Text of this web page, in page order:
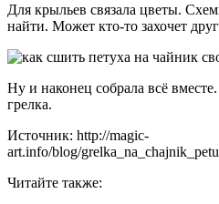
Для крыльев связала цветы.
найти. Может кто-то захочет
Ну и наконец собрала всё
грелка.
Источник: http://magic-
art.info/blog/
Читайте также: